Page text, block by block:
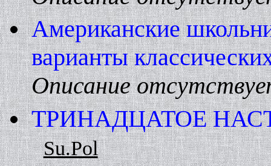
Американские
варианты
Описание
ТРИHАДЦАТОЕ
Su.Pol